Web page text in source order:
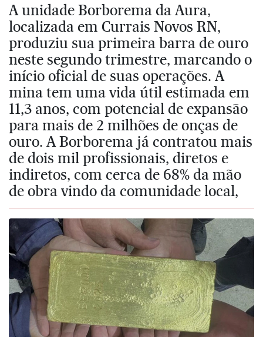
A unidade Borborema da Aura,
localizada em Currais Novos RN,
produziu sua primeira barra de ouro
neste segundo trimestre, marcando o
início oficial de suas operações. A
mina tem uma vida útil estimada em
11,3 anos, com potencial de expansão
para mais de 2 milhões de onças de
ouro. A Borborema já contratou mais
de dois mil profissionais, diretos e
indiretos, com cerca de 68% da mão
de obra vindo da comunidade local,